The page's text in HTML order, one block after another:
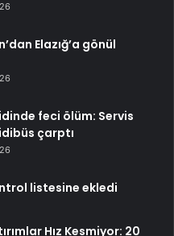
Elazığ’a gönül
feci ölüm: Servis
çarptı
listesine ekledi
Hız Kesmiyor: 20